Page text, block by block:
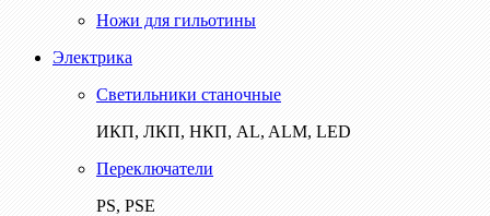
Ножи для гильотины
Электрика
Светильники станочные
ИКП, ЛКП, НКП, AL, ALM, LED
Переключатели
PS, PSE